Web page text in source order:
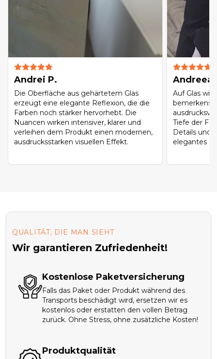
Andrei P.
Die Oberfläche aus gehärtetem Glas
erzeugt eine elegante Reflexion, die die
Farben noch stärker hervorhebt. Die
Nuancen wirken intensiver, klarer und
verleihen dem Produkt einen modernen,
ausdrucksstarken visuellen Effekt.
Andreea
Auf Glas
Tiefe der
Details und
elegantes
QUALITÄT, DIE MAN SIEHT
Wir garantieren Zufriedenheit!
Kostenlose Paketversicherung
Falls das Paket oder Produkt während des
Transports beschädigt wird, ersetzen wir es
kostenlos oder erstatten den vollen Betrag
zurück. Ohne Stress, ohne zusätzliche Kosten!
Produktqualität